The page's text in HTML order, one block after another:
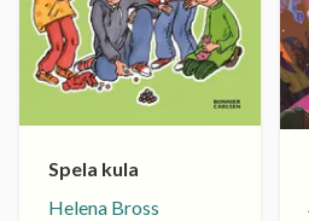
Spela kula
Helena Bross